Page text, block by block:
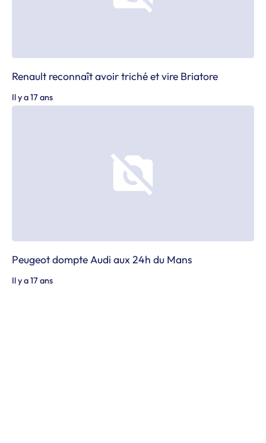
Renault reconnaît avoir triché et vire Briatore
Il y a 17 ans
Peugeot dompte Audi aux 24h du Mans
Il y a 17 ans